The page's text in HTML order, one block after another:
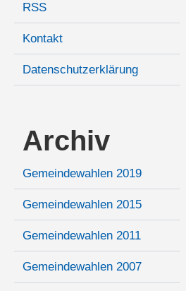
RSS
Kontakt
Datenschutzerklärung
Archiv
Gemeindewahlen 2019
Gemeindewahlen 2015
Gemeindewahlen 2011
Gemeindewahlen 2007